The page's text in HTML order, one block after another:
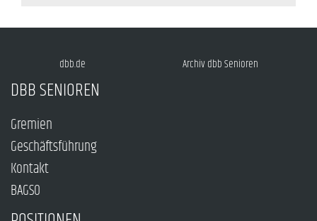
dbb.de Archiv dbb Senioren
DBB SENIOREN
Gremien
Geschäftsführung
Kontakt
BAGSO